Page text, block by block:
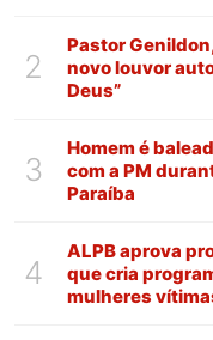
2
Pastor
novo louvor
Deus”
3
Homem é
com a PM
Paraíba
4
ALPB aprova
que cria
mulheres